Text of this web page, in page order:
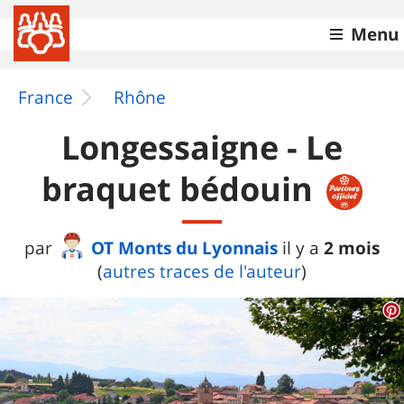
Menu
France Rhône
Longessaigne - Le
braquet bédouin
par OT Monts du Lyonnais il y a 2 mois
(autres traces de l'auteur)